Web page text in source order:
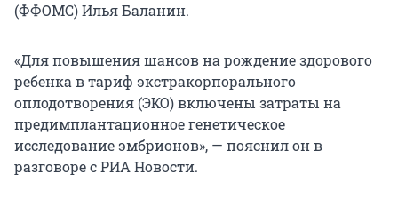
(ФФОМС) Илья Баланин.
«Для повышения шансов на рождение здорового
ребенка в тариф экстракорпорального
оплодотворения (ЭКО) включены затраты на
предимплантационное генетическое
исследование эмбрионов», — пояснил он в
разговоре с РИА Новости.